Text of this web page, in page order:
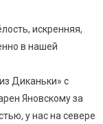
искренняя,
в нашей
Диканьки» с
Яновскому за
у нас на севере